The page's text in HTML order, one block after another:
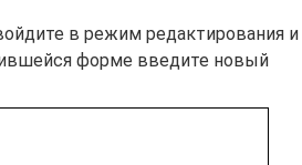
в режим редактирования и
форме введите новый